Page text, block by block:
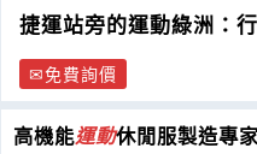
捷運站旁的運動綠洲：
免費詢價
高機能運動休閒服製造專